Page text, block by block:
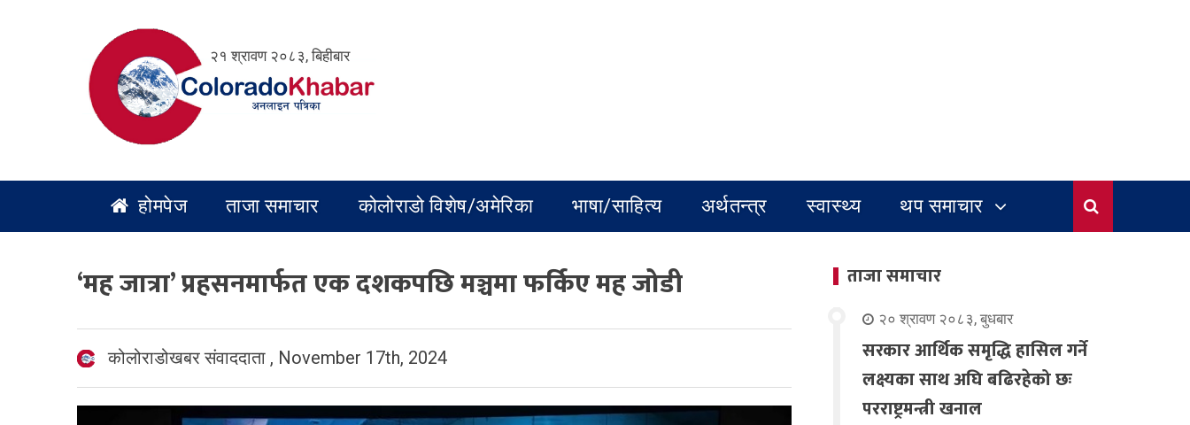
२१ श्रावण २०८३, बिहीबार
होमपेज ताजा समाचार कोलोराडो विशेष/अमेरिका भाषा/साहित्य अर्थतन्त्र स्वास्थ्य थप समाचार
‘मह जात्रा’ प्रहसनमार्फत एक दशकपछि मञ्चमा फर्किए मह जोडी
कोलोराडोखबर संवाददाता , November 17th, 2024
ताजा समाचार
२० श्रावण २०८३, बुधबार
सरकार आर्थिक समृद्धि हासिल गर्ने
लक्ष्यका साथ अघि बढिरहेको छः
परराष्ट्रमन्त्री खनाल